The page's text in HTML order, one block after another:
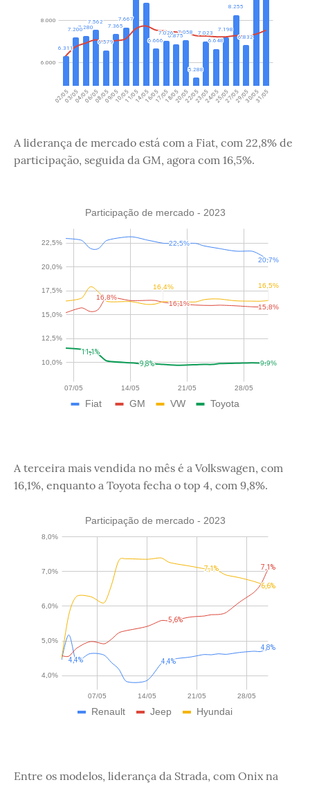
A liderança de mercado está com a Fiat, com 22,8% de
participação, seguida da GM, agora com 16,5%.
A terceira mais vendida no mês é a Volkswagen, com
16,1%, enquanto a Toyota fecha o top 4, com 9,8%.
Entre os modelos, liderança da Strada, com Onix na